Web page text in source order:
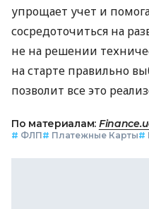
упрощает учет и
сосредоточиться на
не на решении
на старте правильно
позволит все это
По материалам:
# ФЛП# Платежные Карты#